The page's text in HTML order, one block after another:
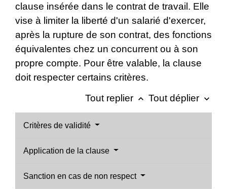
clause insérée dans le contrat de travail. Elle
vise à limiter la liberté d'un salarié d'exercer,
après la rupture de son contrat, des fonctions
équivalentes chez un concurrent ou à son
propre compte. Pour être valable, la clause
doit respecter certains critères.
Tout replier keyboard_arrow_up Tout déplier keyboard_arrow_down
Critères de validité
Application de la clause
Sanction en cas de non respect